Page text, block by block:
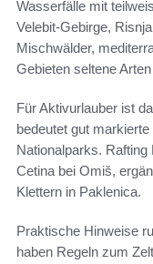
Wasserfälle mit
Velebit-Gebirge,
Mischwälder,
Gebieten seltene
Für Aktivurlauber ist
bedeutet gut
Nationalparks.
Cetina bei Omiš,
Klettern in Paklenica.
Praktische Hinweise
haben Regeln zum